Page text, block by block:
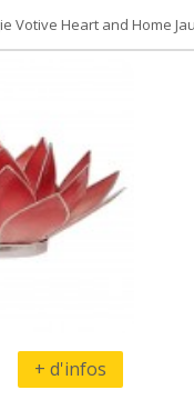
Votive Heart and Home
+ d'infos